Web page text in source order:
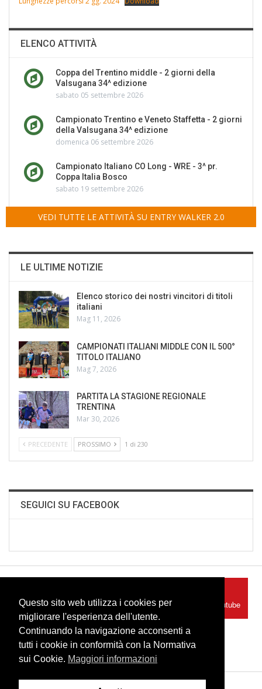
ELENCO ATTIVITÀ
Coppa del Trentino middle - 2 giorni della
Valsugana 34^ edizione
sabato 05 settembre 2026
Campionato Trentino e Veneto Staffetta - 2 giorni
della Valsugana 34^ edizione
domenica 06 settembre 2026
Campionato Italiano CO Long - WRE - 3^ pr.
Coppa Italia Bosco
sabato 19 settembre 2026
VEDI TUTTE LE ATTIVITÀ SU ENTRY WALKER 2.0
LE ULTIME NOTIZIE
Elenco storico dei nostri vincitori di titoli
italiani
Mag 11, 2026
CAMPIONATI ITALIANI MIDDLE CON IL 500°
TITOLO ITALIANO
Mag 7, 2026
PARTITA LA STAGIONE REGIONALE
TRENTINA
Mar 30, 2026
PRECEDENTE PROSSIMO 1 di 230
SEGUICI SU FACEBOOK
Seguici su Facebook Seguici su Youtube
Instagram
Seguici su Instagram
Questo sito web utilizza i cookies per
migliorare l'esperienza dell'utente.
Continuando la navigazione acconsenti a
tutti i cookie in conformità con la Normativa
sui Cookie. Maggiori informazioni